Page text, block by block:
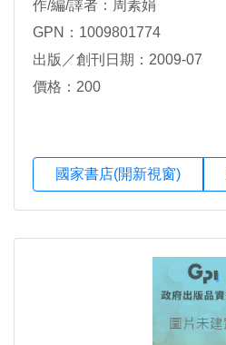
作/編/譯者：周素娟
GPN：1009801774
出版／創刊日期：2009-07
價格：200
國家書店(開新視窗)